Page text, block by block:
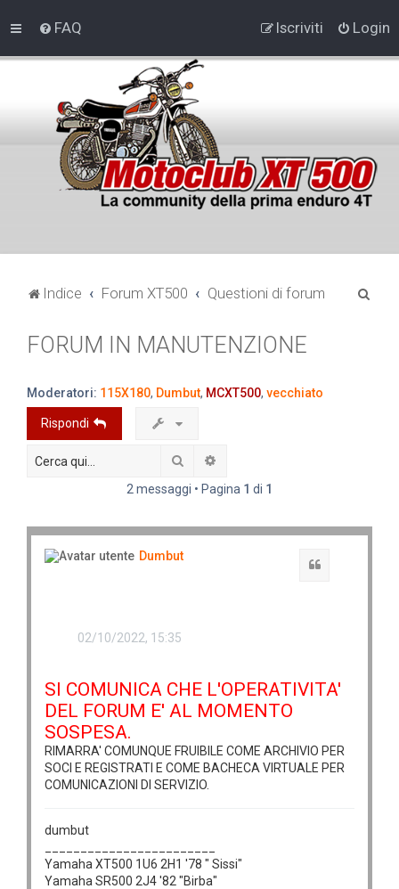
FAQ Login
Iscriviti
Indice Forum XT500 Questioni di forum
FORUM IN MANUTENZIONE
Moderatori: 115X180, Dumbut, MCXT500, vecchiato
Rispondi
Cerca
2 messaggi • Pagina 1 di 1
Dumbut
02/10/2022, 15:35
SI COMUNICA CHE L'OPERATIVITA'
DEL FORUM E' AL MOMENTO
SOSPESA.
RIMARRA' COMUNQUE FRUIBILE COME ARCHIVIO PER
SOCI E REGISTRATI E COME BACHECA VIRTUALE PER
COMUNICAZIONI DI SERVIZIO.
dumbut
Yamaha XT500 1U6 2H1 '78 " Sissi"
Yamaha SR500 2J4 '82 "Birba"